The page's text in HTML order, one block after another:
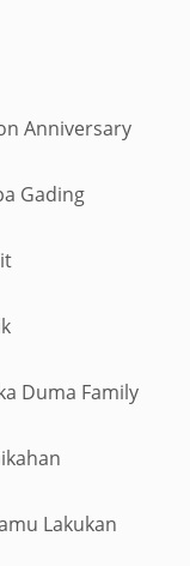
Anniversary
Gading
Duma Family
Lakukan